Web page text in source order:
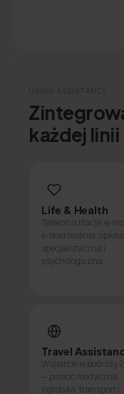
USUGI ASSISTANCE
każdej linii
Life & Health
Telekonsultacje,
e‑skierowania, opieka
specjalistyczna i
psychologiczna.
Travel
Wsparcie w podróży
— pomoc medyczna,
logistyka, transport i